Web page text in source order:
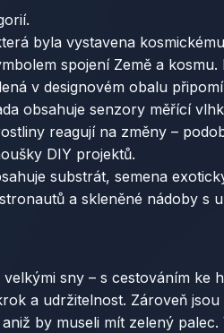
byla vystavena
spojení Země a
v designovém obalu
obsahuje senzory měřící
reagují na změny –
DIY projektů.
substrát, semena
a skleněné nádoby s
sny – s cestováním ke
a udržitelnost. Zároveň
by museli mít zelený